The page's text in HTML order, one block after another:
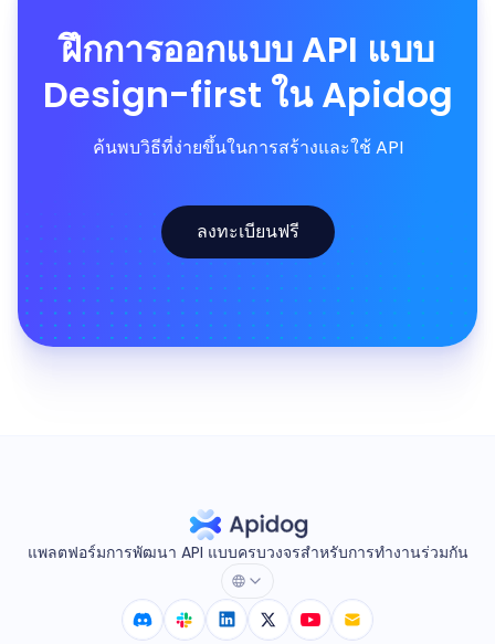
ฝึกการออกแบบ API แบบ
Design-first ใน Apidog
ค้นพบวิธีที่ง่ายขึ้นในการสร้างและใช้ API
ลงทะเบียนฟรี
แพลตฟอร์มการพัฒนา API แบบครบวงจรสำหรับการทำงานร่วมกัน